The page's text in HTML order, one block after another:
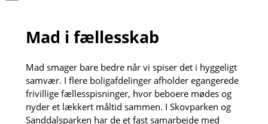
Mad i fællesskab
Mad smager bare bedre når vi spiser det i hyggeligt
samvær. I flere boligafdelinger afholder egangerede
frivillige fællesspisninger, hvor beboere mødes og
nyder et lækkert måltid sammen. I Skovparken og
Sanddalsparken har de et fast samarbejde med